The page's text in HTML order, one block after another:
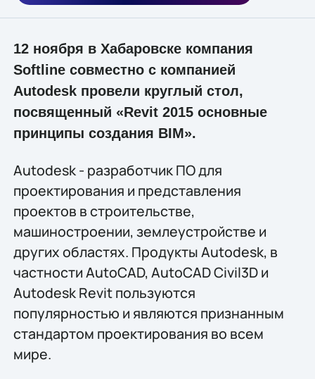
12 ноября в Хабаровске компания
Softline совместно с компанией
Autodesk провели круглый стол,
посвященный «Revit 2015 основные
принципы создания BIM».
Autodesk - разработчик ПО для
проектирования и представления
проектов в строительстве,
машиностроении, землеустройстве и
других областях. Продукты Autodesk, в
частности AutoCAD, AutoCAD Civil3D и
Autodesk Revit пользуются
популярностью и являются признанным
стандартом проектирования во всем
мире.